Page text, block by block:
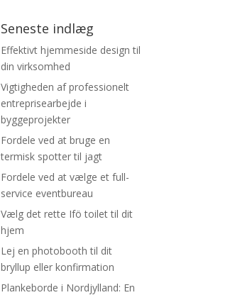
Seneste indlæg
Effektivt hjemmeside design til
din virksomhed
Vigtigheden af professionelt
entreprisearbejde i
byggeprojekter
Fordele ved at bruge en
termisk spotter til jagt
Fordele ved at vælge et full-
service eventbureau
Vælg det rette Ifö toilet til dit
hjem
Lej en photobooth til dit
bryllup eller konfirmation
Plankeborde i Nordjylland: En